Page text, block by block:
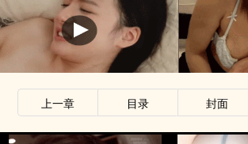
上一章 目录 封面